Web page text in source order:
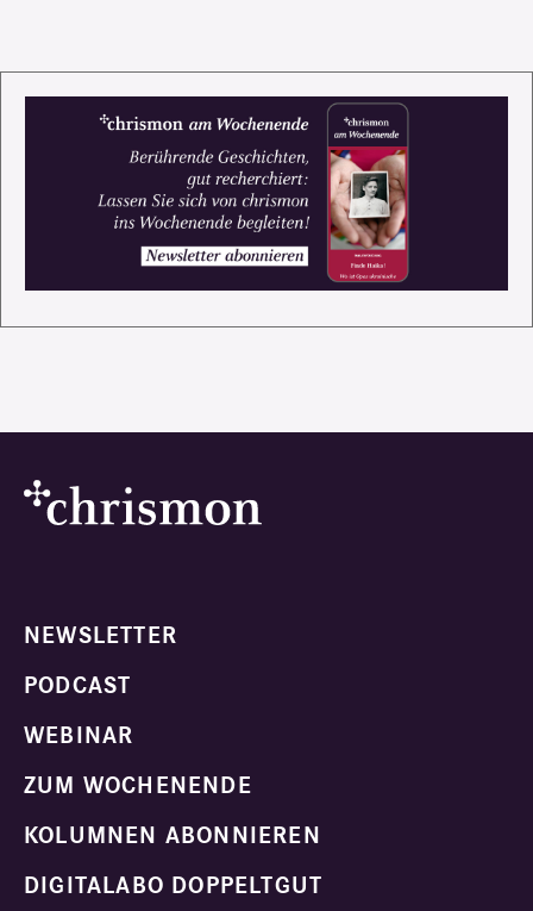
NEWSLETTER
PODCAST
WEBINAR
ZUM WOCHENENDE
KOLUMNEN ABONNIEREN
DIGITALABO DOPPELTGUT